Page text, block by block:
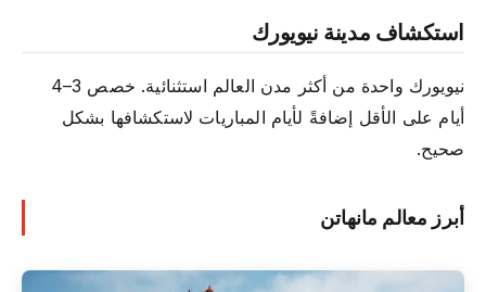
استكشاف مدينة نيويورك
نيويورك واحدة من أكثر مدن العالم استثنائية. خصص 3–4
أيام على الأقل إضافةً لأيام المباريات لاستكشافها بشكل
صحيح.
أبرز معالم مانهاتن